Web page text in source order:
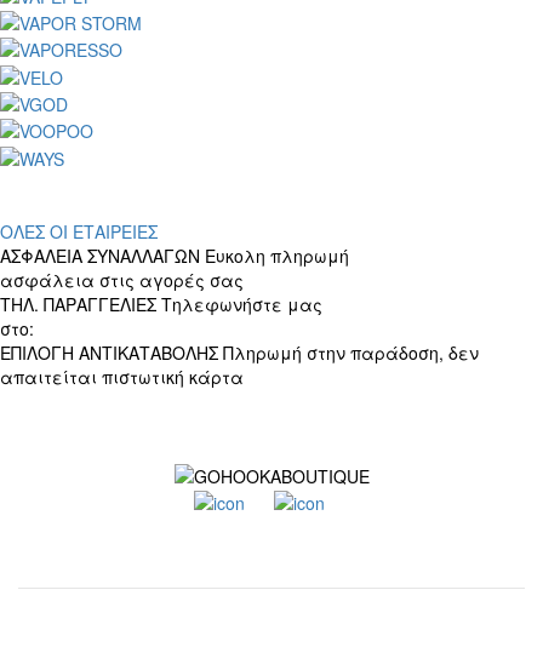
ΟΛΕΣ ΟΙ ΕΤΑΙΡΕΙΕΣ
ΑΣΦΑΛΕΙΑ ΣΥΝΑΛΛΑΓΩΝ Ευκολη πληρωμή
ασφάλεια στις αγορές σας
ΤΗΛ. ΠΑΡΑΓΓΕΛΙΕΣ Τηλεφωνήστε μας
στο:
ΕΠΙΛΟΓΗ ΑΝΤΙΚΑΤΑΒΟΛΗΣ Πληρωμή στην παράδοση, δεν
απαιτείται πιστωτική κάρτα